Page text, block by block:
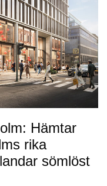
Hämtar
rika
sömlöst